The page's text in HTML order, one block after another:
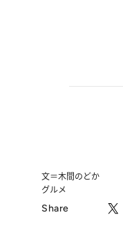
文＝木間のどか
グルメ
Share